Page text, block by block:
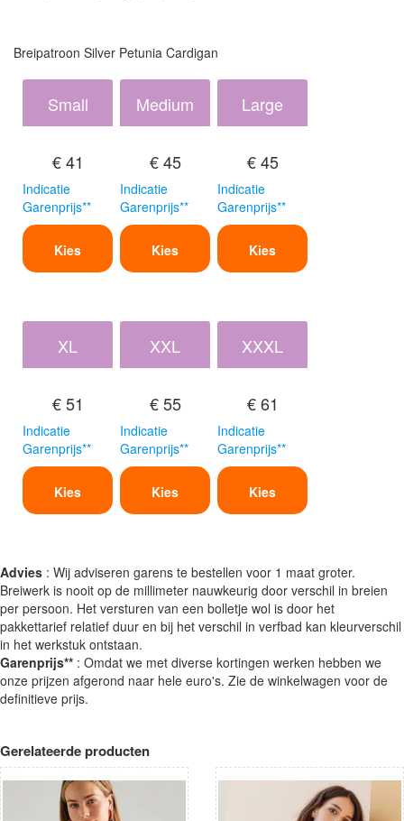
Breipatroon Silver Petunia Cardigan
Small
€ 41
Indicatie
Garenprijs**
Kies
Medium
€ 45
Indicatie
Garenprijs**
Kies
Large
€ 45
Indicatie
Garenprijs**
Kies
XL
€ 51
Indicatie
Garenprijs**
Kies
XXL
€ 55
Indicatie
Garenprijs**
Kies
XXXL
€ 61
Indicatie
Garenprijs**
Kies
Advies : Wij adviseren garens te bestellen voor 1 maat groter.
Breiwerk is nooit op de millimeter nauwkeurig door verschil in breien
per persoon. Het versturen van een bolletje wol is door het
pakkettarief relatief duur en bij het verschil in verfbad kan kleurverschil
in het werkstuk ontstaan.
Garenprijs** : Omdat we met diverse kortingen werken hebben we
onze prijzen afgerond naar hele euro's. Zie de winkelwagen voor de
definitieve prijs.
Gerelateerde producten